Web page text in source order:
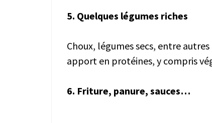
5. Quelques légumes riches
Choux, légumes secs, entre
apport en protéines, y compris
6. Friture, panure, sauces…